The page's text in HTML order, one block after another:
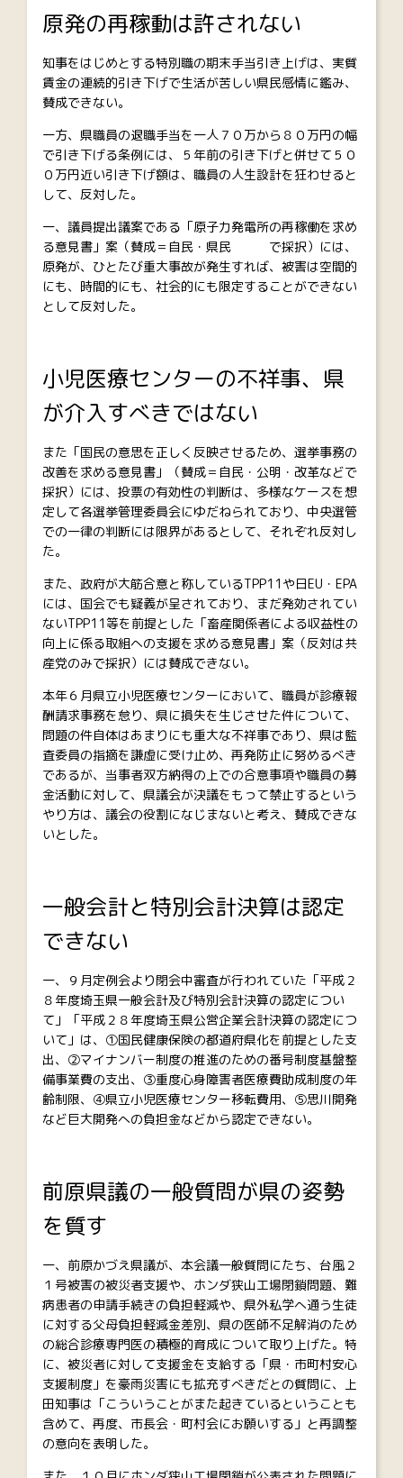
原発の再稼動は許されない
知事をはじめとする特別職の期末手当引き上げは、実質
賃金の連続的引き下げで生活が苦しい県民感情に鑑み、
賛成できない。
一方、県職員の退職手当を一人７０万から８０万円の幅
で引き下げる条例には、５年前の引き下げと併せて５０
０万円近い引き下げ額は、職員の人生設計を狂わせると
して、反対した。
一、議員提出議案である「原子力発電所の再稼働を求め
る意見書」案（賛成＝自民・県民 で採択）には、
原発が、ひとたび重大事故が発生すれば、被害は空間的
にも、時間的にも、社会的にも限定することができない
として反対した。
小児医療センターの不祥事、県
が介入すべきではない
また「国民の意思を正しく反映させるため、選挙事務の
改善を求める意見書」（賛成＝自民・公明・改革などで
採択）には、投票の有効性の判断は、多様なケースを想
定して各選挙管理委員会にゆだねられており、中央選管
での一律の判断には限界があるとして、それぞれ反対し
た。
また、政府が大筋合意と称しているTPP11や日EU・EPA
には、国会でも疑義が呈されており、まだ発効されてい
ないTPP11等を前提とした「畜産関係者による収益性の
向上に係る取組への支援を求める意見書」案（反対は共
産党のみで採択）には賛成できない。
本年６月県立小児医療センターにおいて、職員が診療報
酬請求事務を怠り、県に損失を生じさせた件について、
問題の件自体はあまりにも重大な不祥事であり、県は監
査委員の指摘を謙虚に受け止め、再発防止に努めるべき
であるが、当事者双方納得の上での合意事項や職員の募
金活動に対して、県議会が決議をもって禁止するという
やり方は、議会の役割になじまないと考え、賛成できな
いとした。
一般会計と特別会計決算は認定
できない
一、９月定例会より閉会中審査が行われていた「平成２
８年度埼玉県一般会計及び特別会計決算の認定につい
て」「平成２８年度埼玉県公営企業会計決算の認定につ
いて」は、①国民健康保険の都道府県化を前提とした支
出、②マイナンバー制度の推進のための番号制度基盤整
備事業費の支出、③重度心身障害者医療費助成制度の年
齢制限、④県立小児医療センター移転費用、⑤思川開発
など巨大開発への負担金などから認定できない。
前原県議の一般質問が県の姿勢
を質す
一、前原かづえ県議が、本会議一般質問にたち、台風２
１号被害の被災者支援や、ホンダ狭山工場閉鎖問題、難
病患者の申請手続きの負担軽減や、県外私学へ通う生徒
に対する父母負担軽減金差別、県の医師不足解消のため
の総合診療専門医の積極的育成について取り上げた。特
に、被災者に対して支援金を支給する「県・市町村安心
支援制度」を豪雨災害にも拡充すべきだとの質問に、上
田知事は「こういうことがまた起きているということも
含めて、再度、市長会・町村会にお願いする」と再調整
の意向を表明した。